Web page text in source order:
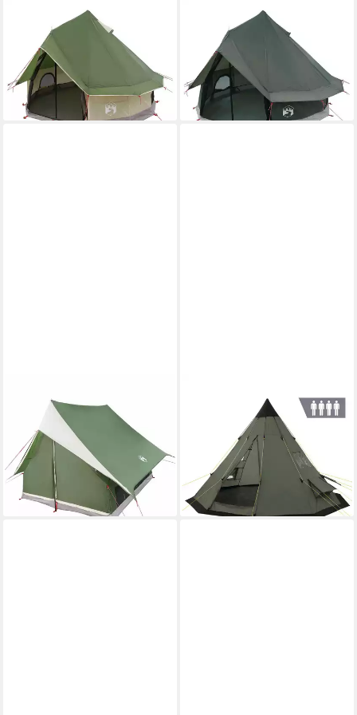
Tipi-Zelt Tipi Zelt 4 Personen
Grün Polyester und Stahl, (1
tlg)
ab 106,99 €
lieferbar - in 4-5 Werktagen bei dir
Tipi-Zelt Tipi Zelt 4 Personen
Olivegrün Polyester und Stahl,
(1 tlg)
ab 109,99 €
lieferbar - in 4-5 Werktagen bei dir
Tunnelzelt Familienzelt mit
Dach Grün und Weiß 220 x
220 x 184 cm, (1 tlg)
ab 113,10 €
lieferbar - in 4-5 Werktagen bei dir
Tipi-Zelt Tipi Zelt Spirit für 4
Personen, 3000 mm
Wassersäule, Olivgrün,
Kegelz, Personen: 4
139,95 €
lieferbar - in 3-4 Werktagen bei dir